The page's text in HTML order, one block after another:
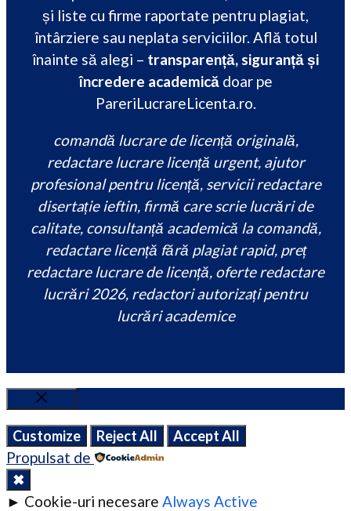
și liste cu firme raportate pentru plagiat,
întârziere sau neplata serviciilor. Află totul
înainte să alegi – transparență, siguranță și
încredere academicădoar pe
PareriLucrareLicenta.ro.
comandă lucrare de licență originală,
redactare lucrare licență urgent, ajutor
profesional pentru licență, servicii redactare
disertație ieftin, firmă care scrie lucrări de
calitate, consultanță academică la comandă,
redactare licență fără plagiat rapid, preț
redactare lucrare de licență, oferte redactare
lucrări 2026, redactori autorizați pentru
lucrări academice
Close
Customize
Reject All Accept All
Propulsat de
✖
► Cookie-uri necesare Always Active